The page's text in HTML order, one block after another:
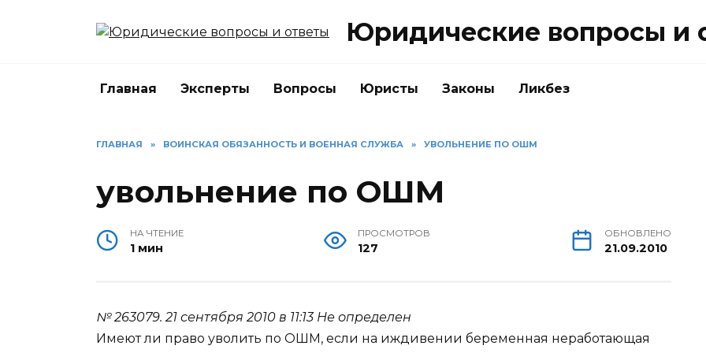
Юридические вопросы и
Главная Эксперты Вопросы Юристы Законы Ликбез
ГЛАВНАЯ » ВОИНСКАЯ ОБЯЗАННОСТЬ И ВОЕННАЯ СЛУЖБА » УВОЛЬНЕНИЕ ПО ОШМ
увольнение по ОШМ
НА ЧТЕНИЕ
1 мин
ПРОСМОТРОВ
127
ОБНОВЛЕНО
21.09.2010
№ 263079.21 сентября 2010 в 11:13 Не определен
Имеют ли право уволить по ОШМ, если на иждивении беременная неработающая